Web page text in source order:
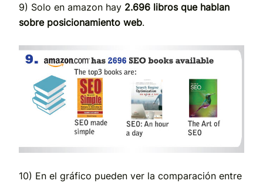
9) Solo en amazon hay 2.696 libros que hablan
sobre posicionamiento web.
10) En el gráfico pueden ver la comparación entre